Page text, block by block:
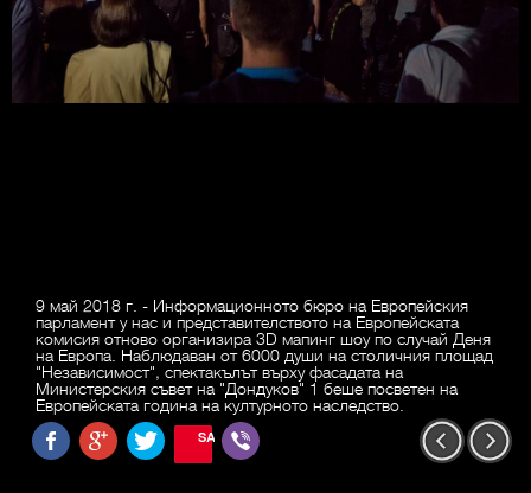
9 май 2018 г. - Информационното бюро на Европейския
парламент у нас и представителството на Европейската
комисия отново организира 3D мапинг шоу по случай Деня
на Европа. Наблюдаван от 6000 души на столичния площад
"Независимост", спектакълът върху фасадата на
Министерския съвет на "Дондуков" 1 беше посветен на
Европейската година на културното наследство.
SAVE